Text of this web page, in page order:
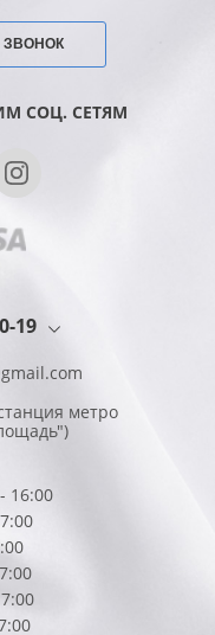
ЗВОНОК
СОЦ. СЕТЯМ
19
метро
16:00